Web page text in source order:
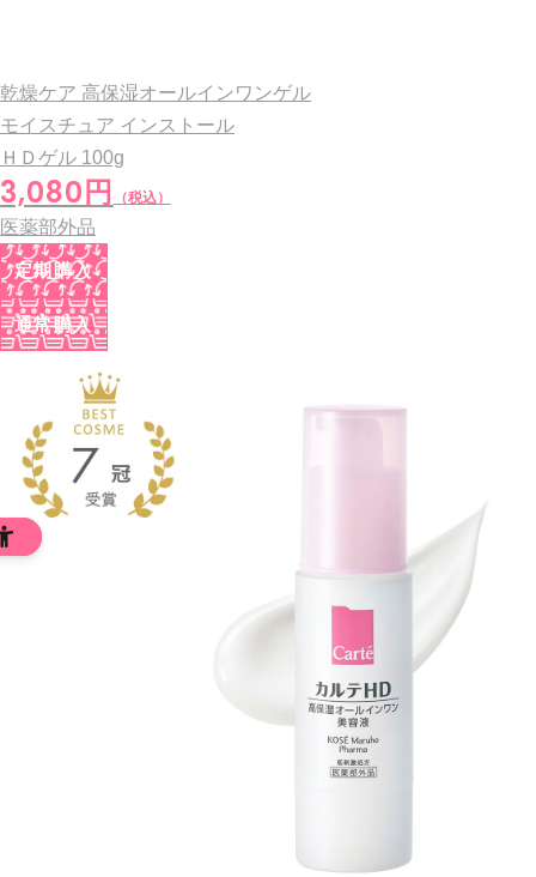
乾燥ケア 高保湿オールインワンゲル
モイスチュア インストール
ＨＤゲル 100g
3,080円 （税込）
医薬部外品
定期購入
通常購入